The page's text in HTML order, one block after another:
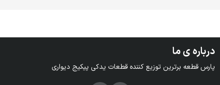
درباره ی ما
پارس قطعه برترین توزیع کننده قطعات یدکی پیکیج دیواری